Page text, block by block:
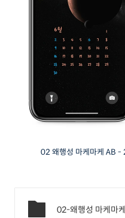
02 왜행성 마케마케 AB -